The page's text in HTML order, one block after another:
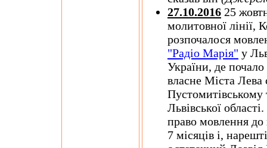
27.10.2016 25
молитовної
розпочалося
"Радіо Марія" у
України, де
власне Міста Лева
Пустомитівському
Львівської
право мовлення до
7 місяців і,